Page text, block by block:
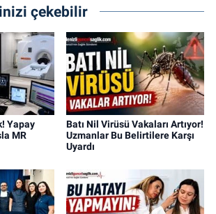
çekebilir
Yapay
MR
Batı Nil Virüsü Vakaları Artıyor!
Uzmanlar Bu Belirtilere Karşı
Uyardı